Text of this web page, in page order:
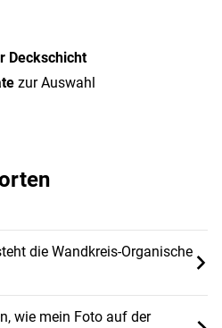
Deckschicht
zur Auswahl
die Wandkreis-Organische
wie mein Foto auf der